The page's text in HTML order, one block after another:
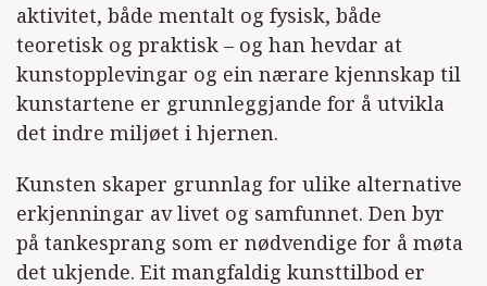
aktivitet, både mentalt og fysisk, både
teoretisk og praktisk – og han hevdar at
kunstopplevingar og ein nærare kjennskap til
kunstartene er grunnleggjande for å utvikla
det indre miljøet i hjernen.
Kunsten skaper grunnlag for ulike alternative
erkjenningar av livet og samfunnet. Den byr
på tankesprang som er nødvendige for å møta
det ukjende. Eit mangfaldig kunsttilbod er